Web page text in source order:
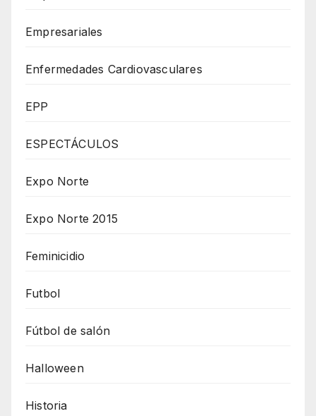
Empresariales
Enfermedades Cardiovasculares
EPP
ESPECTÁCULOS
Expo Norte
Expo Norte 2015
Feminicidio
Futbol
Fútbol de salón
Halloween
Historia